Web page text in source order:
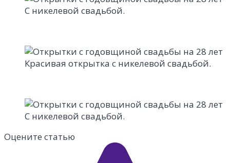
С никелевой свадьбой.
Красивая открытка с никелевой свадьбой.
С никелевой свадьбой.
Оцените статью